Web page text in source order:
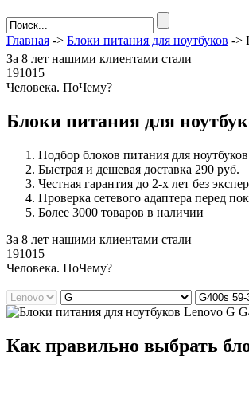
Главная -> Блоки питания для ноутбуков ->
За 8 лет нашими клиентами стали
191015
Человека. ПоЧему?
Блоки питания для
Подбор блоков питания для
Быстрая и дешевая доставка 290 руб.
Честная гарантия до 2-х лет без
Проверка сетевого адаптера перед
Более 3000 товаров в наличии
За 8 лет нашими клиентами стали
191015
Человека. ПоЧему?
Как правильно выбрать